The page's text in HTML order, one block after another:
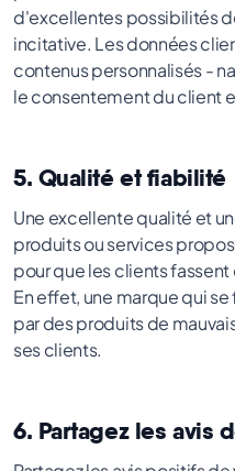
d'excellentes possibilités
incitative. Les données
contenus personnalisés -
le consentement du client
5. Qualité et fiabilité
Une excellente qualité et
produits ou services
pour que les clients
En effet, une marque qui
par des produits de
ses clients.
6. Partagez les avis